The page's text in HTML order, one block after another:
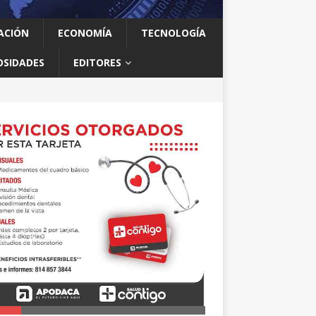
ECONOMÍA TECNOLOGÍA
EDITORES